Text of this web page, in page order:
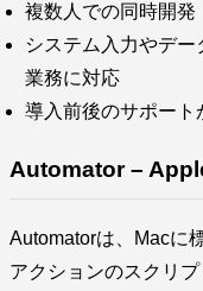
複数人での同時開発
システム入力やデ
業務に対応
導入前後のサポート
Automator –
Automatorは、Macに
アクションのスクリ